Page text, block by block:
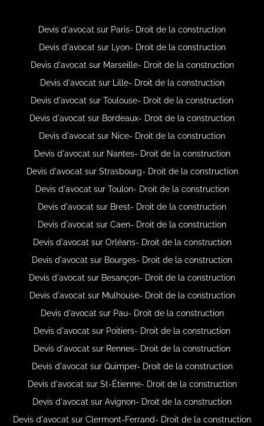
Devis d'avocat sur Paris- Droit de la construction
Devis d'avocat sur Lyon- Droit de la construction
Devis d'avocat sur Marseille- Droit de la construction
Devis d'avocat sur Lille- Droit de la construction
Devis d'avocat sur Toulouse- Droit de la construction
Devis d'avocat sur Bordeaux- Droit de la construction
Devis d'avocat sur Nice- Droit de la construction
Devis d'avocat sur Nantes- Droit de la construction
Devis d'avocat sur Strasbourg- Droit de la construction
Devis d'avocat sur Toulon- Droit de la construction
Devis d'avocat sur Brest- Droit de la construction
Devis d'avocat sur Caen- Droit de la construction
Devis d'avocat sur Orléans- Droit de la construction
Devis d'avocat sur Bourges- Droit de la construction
Devis d'avocat sur Besançon- Droit de la construction
Devis d'avocat sur Mulhouse- Droit de la construction
Devis d'avocat sur Pau- Droit de la construction
Devis d'avocat sur Poitiers- Droit de la construction
Devis d'avocat sur Rennes- Droit de la construction
Devis d'avocat sur Quimper- Droit de la construction
Devis d'avocat sur St-Étienne- Droit de la construction
Devis d'avocat sur Avignon- Droit de la construction
Devis d'avocat sur Clermont-Ferrand- Droit de la construction